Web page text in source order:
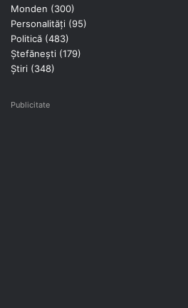
Monden (300)
Personalități (95)
Politică (483)
Ștefănești (179)
Știri (348)
Publicitate